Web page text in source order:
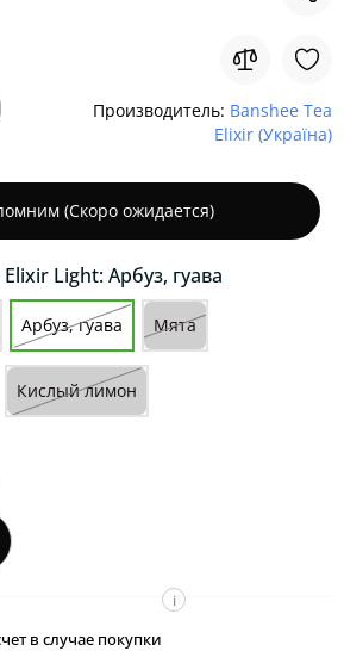
Производитель: Banshee Tea
Elixir (Україна)
(Скоро ожидается)
Light: Арбуз, гуава
Арбуз, гуава Мята
Кислый лимон
в случае покупки
i